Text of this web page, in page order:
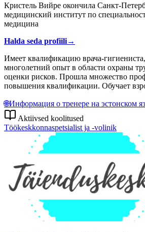
Кристель Вийре окончила Санкт-
медицинский институт по
медицина
Halda seda profiili→
Имеет квалификацию врача-
многолетний опыт в области охраны
оценки рисков. Прошла множество
повышения квалификации. Обучает
🌐Информация о тренере на эстонском
Aktiivsed koolitused
Töökeskkonnaspetsialist ja -volinik